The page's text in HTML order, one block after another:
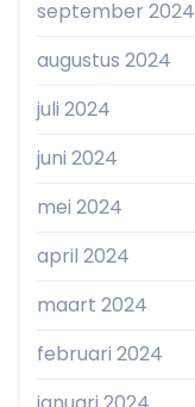
september 2024
augustus 2024
juli 2024
juni 2024
mei 2024
april 2024
maart 2024
februari 2024